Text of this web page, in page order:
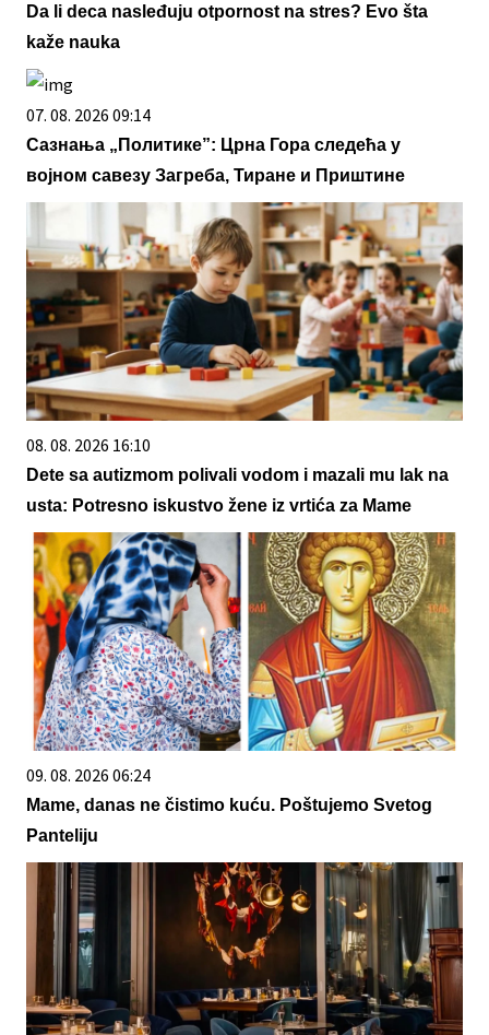
Da li deca nasleđuju otpornost na stres? Evo šta
kaže nauka
07. 08. 2026 09:14
Сазнања „Политике”: Црна Гора следећа у
војном савезу Загреба, Тиране и Приштине
08. 08. 2026 16:10
Dete sa autizmom polivali vodom i mazali mu lak na
usta: Potresno iskustvo žene iz vrtića za Mame
09. 08. 2026 06:24
Mame, danas ne čistimo kuću. Poštujemo Svetog
Panteliju